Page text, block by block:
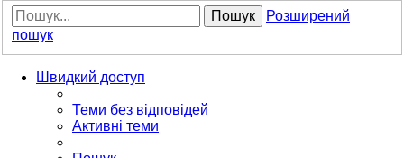
Пошук
Розширений
пошук
Швидкий доступ
Теми без відповідей
Активні теми